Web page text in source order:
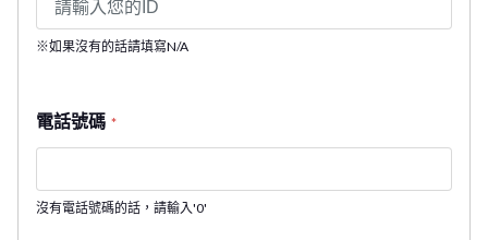
※如果沒有的話請填寫N/A
電話號碼 *
沒有電話號碼的話，請輸入'0'